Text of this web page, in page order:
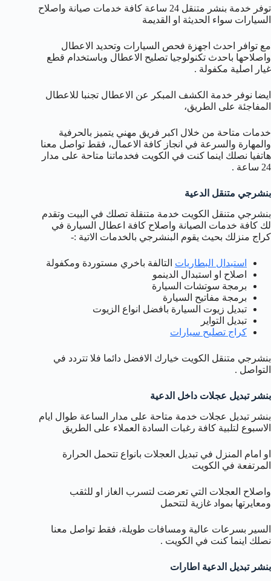
توفر خدمة بنشر متنقل 24 ساعة كافة خدمات صيانة واصلاح
السيارات سواء الحديثة او القديمة
مع توافر احدث اجهزة فحص السيارات وتحديد الاعطال
واصلاحها باحدث تكنولوجيا تصليح الاعطال وباستخدام قطع
غيار اصلية مكفولة .
ايضا نوفر خدمة الكشف المبكر عن الاعطال تجنبا للاعطال
المفاجئة على الطريق،
خدمات متاحة من خلال اكبر فريق مهني يتميز بالحرفية
والمهارة والسرعة في انجاز كافة الاعمال، فقط تواصل معنا
هاتفيا نصلك اينما كنت في الكويت فخدماتنا متاحة على مدار
24 ساعة .
بنشرجي متنقل الدعية
بنشرجي متنقل الكويت خدمة متنقلة تصلك في البيت وتقدم
لك كافة خدمات الصيانة واصلاح كافة اعطال السيارة في
كراج منزلك بحيث يقوم البنشرجي بالخدمات الاتية :-
استبدال البطاريات التالفة باخري مستوردة ومكفولة
اصلاح او استبدال الدينمو
برمجة سوتشات السيارة
برمجة مفاتيح السيارة
تبديل زيوت السيارة بافضل انواع الزيوت
تبديل التواير
كراج تصليح سيارات
بنشرجي متنقل الكويت خيارك الافضل دائما فلا تتردد في
التواصل .
بنشر تبديل عجلات داخل الدعية
بنشر تبديل عجلات خدمة متاحة على مدار الساعة طوال ايام
الاسبوع لتلبية كافة رغبات السادة العملاء على الطريق
او امام المنزل في تبديل العجلات بانواع تتحمل الحرارة
المرتفعة في الكويت
واصلاح العجلات التي تعرضت لتسرب الغاز او للثقب
ومعايرتها بمواد غازية لتتحمل
السير بسرعات عالية ومسافات طويلة، فقط تواصل معنا
نصلك اينما كنت في الكويت .
بنشر تبديل الدعية اطارات